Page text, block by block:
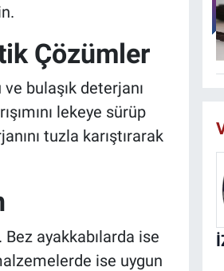
Çözümler
bulaşık deterjanı
lekeye sürüp
tuzla karıştırarak
ayakkabılarda ise
ise uygun